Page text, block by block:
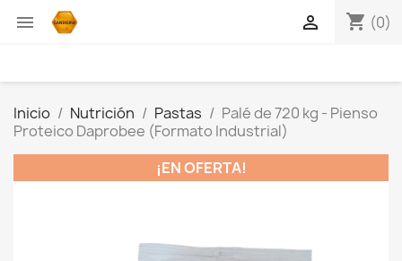
 shopping_cart (0)

Inicio Nutrición Pastas
Palé de 720 kg - Pienso
Proteico Daprobee (Formato Industrial)
¡EN OFERTA!